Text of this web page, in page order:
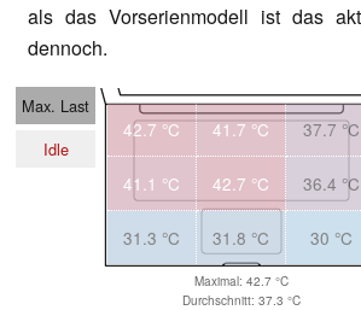
als das Vorserienmodell ist das
dennoch.
Max. Last
Idle
42.7 °C 41.7 °C 37.7 °C
41.1 °C 42.7 °C 36.4 °C
31.3 °C 31.8 °C 30 °C
Maximal: 42.7 °C
Durchschnitt: 37.3 °C